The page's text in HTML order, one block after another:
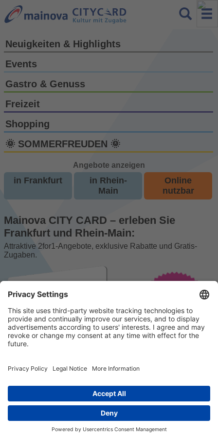
Neuigkeiten & Highlights
Events
Gastro & Genuss
Freizeit
Shopping
🌞 SOMMERFREUDEN 🌞
Angebote anzeigen
in Frankfurt
in Rhein-
Main
Online
nutzbar
Mainova CITY CARD – erleben Sie
Frankfurt und Rhein-Main:
Attraktive 2for1-Angebote, exklusive Rabatte und Gratis-
Zugaben.
© 2023 k/c/e Marketing GmbH –Impressum